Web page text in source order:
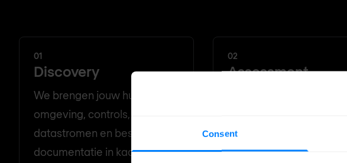
Consent
01
Discovery
We brengen jouw huidige
omgeving, controls,
datastromen en bestaande
documentatie in kaart — en
02
Assessment
risicobereidheid,
regelgevingsvereisten en